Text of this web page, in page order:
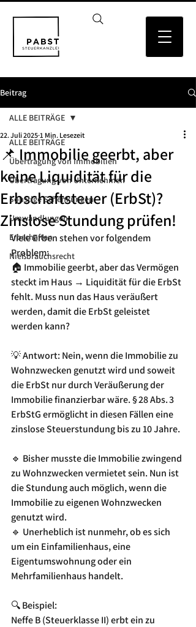
Beitrag
ALLE BEITRÄGE
Übertragung von Immobilien
Übertragung von Unternehmen
Sonstige Schenkungen
Umwandlungen
Erbschaften
Nießbrauchsrecht
ALLE BEITRÄGE
📌 Immobilie geerbt, aber
keine Liquidität für die
Erbschaftsteuer (ErbSt)?
Zinslose Stundung prüfen!
22. Juli 2025 1 Min. Lesezeit
Viele Erben stehen vor folgendem
Problem:
🏠 Immobilie geerbt, aber das Vermögen
steckt im Haus → Liquidität für die ErbSt
fehlt. Muss nun das Haus veräußert
werden, damit die ErbSt geleistet
werden kann?
💡 Antwort: Nein, wenn die Immobilie zu
Wohnzwecken genutzt wird und soweit
die ErbSt nur durch Veräußerung der
Immobilie finanzierbar wäre. § 28 Abs. 3
ErbStG ermöglicht in diesen Fällen eine
zinslose Steuerstundung bis zu 10 Jahre.
🔹 Bisher musste die Immobilie zwingend
zu Wohnzwecken vermietet sein. Nun ist
die Stundung auch möglich, wenn die
Immobilie zu eigenen Wohnzwecken
genutzt wird.
🔹 Unerheblich ist nunmehr, ob es sich
um ein Einfamilienhaus, eine
Eigentumswohnung oder ein
Mehrfamilienhaus handelt.
🔍 Beispiel:
Neffe B (Steuerklasse II) erbt ein zu